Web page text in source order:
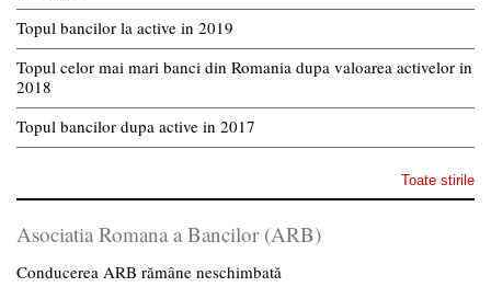
Topul bancilor la active in 2019
Topul celor mai mari banci din Romania dupa valoarea activelor in
2018
Topul bancilor dupa active in 2017
Toate stirile
Asociatia Romana a Bancilor (ARB)
Conducerea ARB rămâne neschimbată